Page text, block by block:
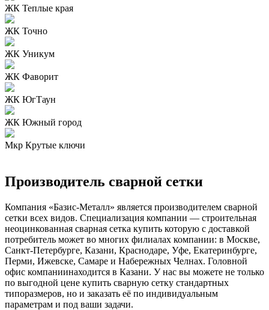
ЖК Теплые края
ЖК Точно
ЖК Уникум
ЖК Фаворит
ЖК ЮгТаун
ЖК Южный город
Мкр Крутые ключи
Производитель сварной сетки
Компания «Базис-Металл» является производителем сварной
сетки всех видов. Специализация компании — строительная
неоцинкованная сварная сетка купить которую с доставкой
потребитель может во многих филиалах компании: в Москве,
Санкт-Петербурге, Казани, Краснодаре, Уфе, Екатеринбурге,
Перми, Ижевске, Самаре и Набережных Челнах. Головной
офис компаниинаходится в Казани. У нас вы можете не только
по выгодной цене купить сварную сетку стандартных
типоразмеров, но и заказать её по индивидуальным
параметрам и под ваши задачи.